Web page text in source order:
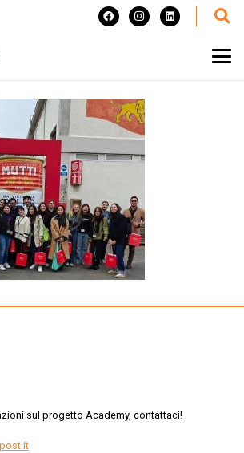
sul progetto Academy, contattaci!